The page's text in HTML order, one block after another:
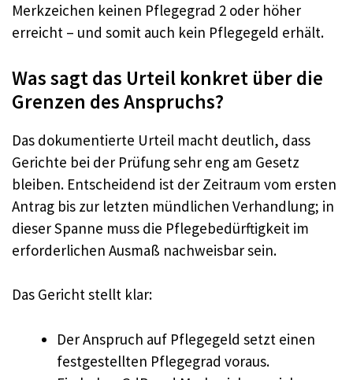
Merkzeichen keinen Pflegegrad 2 oder höher
erreicht – und somit auch kein Pflegegeld erhält.
Was sagt das Urteil konkret über die
Grenzen des Anspruchs?
Das dokumentierte Urteil macht deutlich, dass
Gerichte bei der Prüfung sehr eng am Gesetz
bleiben. Entscheidend ist der Zeitraum vom ersten
Antrag bis zur letzten mündlichen Verhandlung; in
dieser Spanne muss die Pflegebedürftigkeit im
erforderlichen Ausmaß nachweisbar sein.
Das Gericht stellt klar:
Der Anspruch auf Pflegegeld setzt einen
festgestellten Pflegegrad voraus.